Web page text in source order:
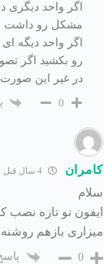
اگر واحد
مشکل رو داشت
اگر واحد دیگه
رو بکشید اگر
در غیر این
0
کامران 4 سال قبل
سلام
ایفون نو تازه
میزاری بازهم
0